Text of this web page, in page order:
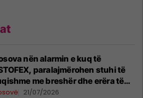
nën alarmin e kuq të
paralajmërohen stuhi të
me breshër dhe erëra të
21/07/2026